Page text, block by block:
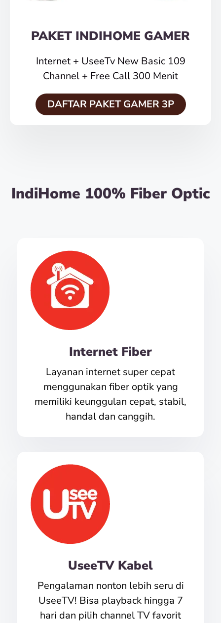
PAKET INDIHOME GAMER
Internet + UseeTv New Basic 109
Channel + Free Call 300 Menit
DAFTAR PAKET GAMER 3P
IndiHome 100% Fiber Optic
Internet Fiber
Layanan internet super cepat
menggunakan fiber optik yang
memiliki keunggulan cepat, stabil,
handal dan canggih.
UseeTV Kabel
Pengalaman nonton lebih seru di
UseeTV! Bisa playback hingga 7
hari dan pilih channel TV favorit